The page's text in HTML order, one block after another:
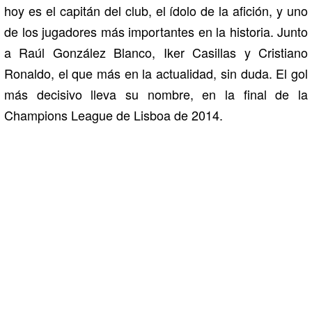
hoy es el capitán del club, el ídolo de la afición, y uno
de los jugadores más importantes en la historia. Junto
a Raúl González Blanco, Iker Casillas y Cristiano
Ronaldo, el que más en la actualidad, sin duda. El gol
más decisivo lleva su nombre, en la final de la
Champions League de Lisboa de 2014.